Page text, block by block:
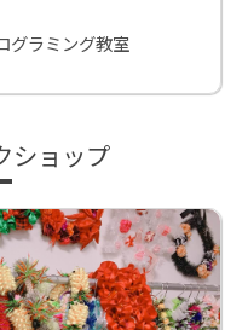
グラミング教室
ショップ